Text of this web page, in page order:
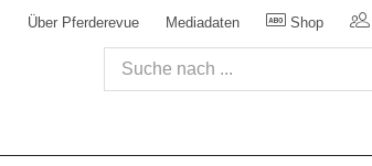
Über Pferderevue Mediadaten Shop